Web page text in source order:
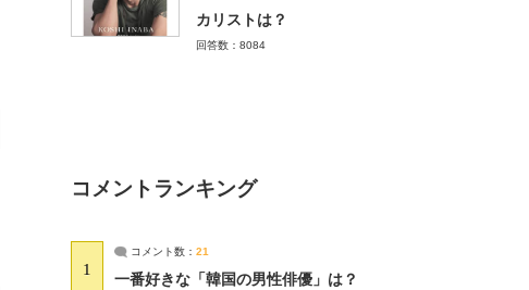
カリストは？
回答数：8084
コメントランキング
1
コメント数： 21
一番好きな「韓国の男性俳優」は？